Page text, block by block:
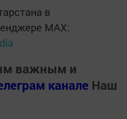
в
MАХ:
важным и
канале Наш